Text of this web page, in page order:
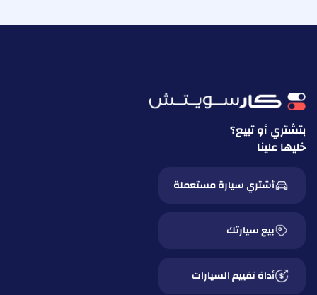
بتشتري أو تبيع؟
خليها علينا
أشتري سيارة مستعملة
بيع سيارتك
أداة تقييم السيارات